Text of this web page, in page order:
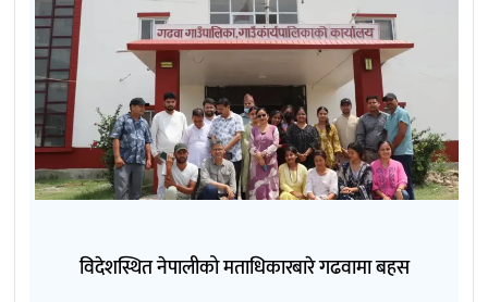
विदेशस्थित नेपालीको मताधिकारबारे गढवामा बहस